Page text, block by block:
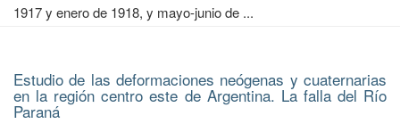
1917 y enero de 1918, y mayo-junio de ...
Estudio de las deformaciones neógenas y cuaternarias
en la región centro este de Argentina. La falla del Río
Paraná